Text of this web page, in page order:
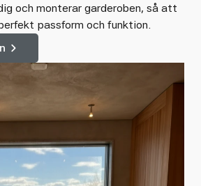
och monterar garderoben, så att
passform och funktion.